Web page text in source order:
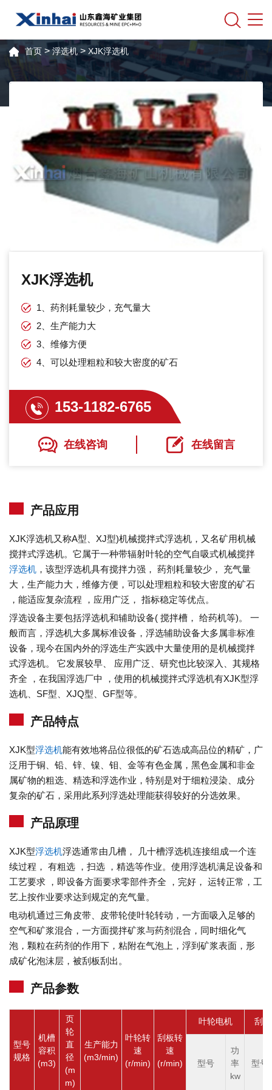
首页 >浮选机> XJK浮选机
XJK浮选机
1、药剂耗量较少，充气量大
2、生产能力大
3、维修方便
4、可以处理粗粒和较大密度的矿石
153-1182-6765
在线咨询 在线留言
产品应用
XJK浮选机又称A型、XJ型)机械搅拌式浮选机，又名矿用机械
搅拌式浮选机。它属于一种带辐射叶轮的空气自吸式机械搅拌
浮选机 ，该型浮选机具有搅拌力强， 药剂耗量较少， 充气量
大，生产能力大，维修方便，可以处理粗粒和较大密度的矿石
，能适应复杂流程 ，应用广泛， 指标稳定等优点。
浮选设备主要包括浮选机和辅助设备( 搅拌槽， 给药机等)。 一
般而言，浮选机大多属标准设备，浮选辅助设备大多属非标准
设备，现今在国内外的浮选生产实践中大量使用的是机械搅拌
式浮选机。 它发展较早、 应用广泛、研究也比较深入、其规格
齐全 ，在我国浮选厂中 ，使用的机械搅拌式浮选机有XJK型浮
选机、SF型、XJQ型、GF型等。
产品特点
XJK型浮选机能有效地将品位很低的矿石选成高品位的精矿，广
泛用于铜、铅、锌、镍、钼、金等有色金属，黑色金属和非金
属矿物的粗选、精选和浮选作业，特别是对于细粒浸染、成分
复杂的矿石，采用此系列浮选处理能获得较好的分选效果。
产品原理
XJK型浮选机浮选通常由几槽， 几十槽浮选机连接组成一个连
续过程， 有粗选 ，扫选 ，精选等作业。使用浮选机满足设备和
工艺要求 ，即设备方面要求零部件齐全 ，完好， 运转正常，工
艺上按作业要求达到规定的充气量。
电动机通过三角皮带、皮带轮使叶轮转动，一方面吸入足够的
空气和矿浆混合，一方面搅拌矿浆与药剂混合，同时细化气
泡，颗粒在药剂的作用下，粘附在气泡上，浮到矿浆表面，形
成矿化泡沫层，被刮板刮出。
产品参数
型号
规格
机槽
容积
(m3)
页
轮
直
径
(m
m)
生产能力
(m3/min)
叶轮转
速
(r/min)
刮板转
速
(r/min)
叶轮电机 刮
型号
功
率
kw
型号